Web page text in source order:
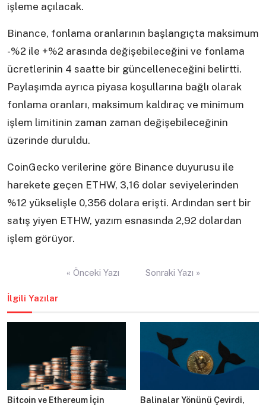
işleme açılacak.
Binance, fonlama oranlarının başlangıçta maksimum
-%2 ile +%2 arasında değişebileceğini ve fonlama
ücretlerinin 4 saatte bir güncelleneceğini belirtti.
Paylaşımda ayrıca piyasa koşullarına bağlı olarak
fonlama oranları, maksimum kaldıraç ve minimum
işlem limitinin zaman zaman değişebileceğinin
üzerinde duruldu.
CoinGecko verilerine göre Binance duyurusu ile
harekete geçen ETHW, 3,16 dolar seviyelerinden
%12 yükselişle 0,356 dolara erişti. Ardından sert bir
satış yiyen ETHW, yazım esnasında 2,92 dolardan
işlem görüyor.
« Önceki Yazı Sonraki Yazı »
İlgili Yazılar
Bitcoin ve Ethereum İçin Balinalar Yönünü Çevirdi,